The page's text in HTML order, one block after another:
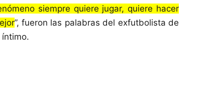
siempre quiere jugar, quiere hacer
”, fueron las palabras del exfutbolista de